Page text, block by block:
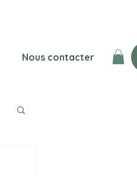
Nous contacter